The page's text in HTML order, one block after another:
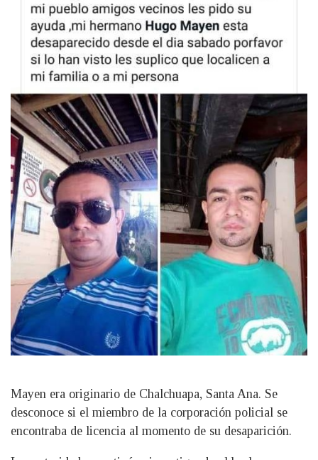
Mayen era originario de Chalchuapa, Santa Ana. Se
desconoce si el miembro de la corporación policial se
encontraba de licencia al momento de su desaparición.